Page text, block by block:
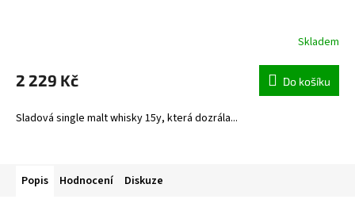
Skladem
2 229 Kč Do košíku
Sladová single malt whisky 15y, která dozrála...
Popis Hodnocení Diskuze